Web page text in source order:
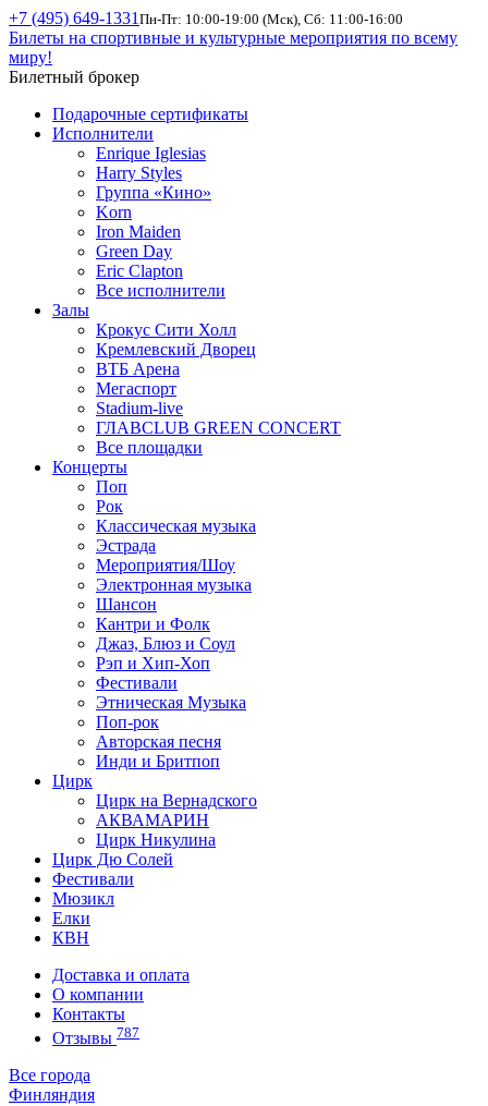
+7 (495) 649-1331 Пн-Пт: 10:00-19:00 (Мск), Сб: 11:00-16:00
Билеты на спортивные и культурные мероприятия по всему
миру!
Билетный брокер
Подарочные сертификаты
Исполнители
Enrique Iglesias
Harry Styles
Группа «Кино»
Korn
Iron Maiden
Green Day
Eric Clapton
Все исполнители
Залы
Крокус Сити Холл
Кремлевский Дворец
ВТБ Арена
Мегаспорт
Stadium-live
ГЛАВCLUB GREEN CONCERT
Все площадки
Концерты
Поп
Рок
Классическая музыка
Эстрада
Мероприятия/Шоу
Электронная музыка
Шансон
Кантри и Фолк
Джаз, Блюз и Соул
Рэп и Хип-Хоп
Фестивали
Этническая Музыка
Поп-рок
Авторская песня
Инди и Бритпоп
Цирк
Цирк на Вернадского
АКВАМАРИН
Цирк Никулина
Цирк Дю Солей
Фестивали
Мюзикл
Елки
КВН
Доставка и оплата
О компании
Контакты
Отзывы 787
Все города
Финляндия